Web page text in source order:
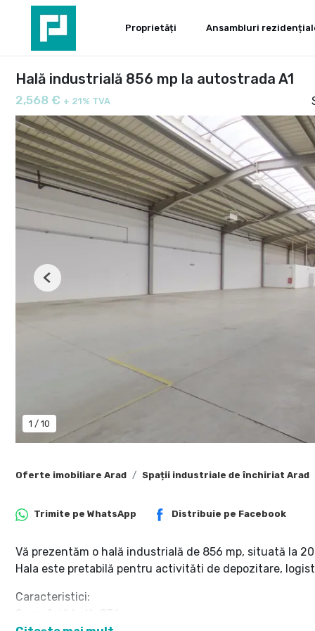
Proprietăți Ansambluri
Hală industrială 856 mp la autostrada A1
2,568 € + 21% TVA
1 / 10
Previous
Oferte imobiliare Arad Spații industriale de închiriat Arad
Trimite pe WhatsApp Distribuie pe Facebook
Vă prezentăm o hală industrială de 856 mp, situată la
Hala este pretabilă pentru activităti de depozitare,
Caracteristici: